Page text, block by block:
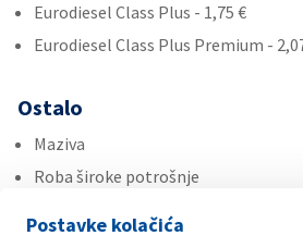
Postavke kolačića
Eurodiesel Class Plus - 1,75 €
Eurodiesel Class Plus Premium -
Ostalo
Maziva
Roba široke potrošnje